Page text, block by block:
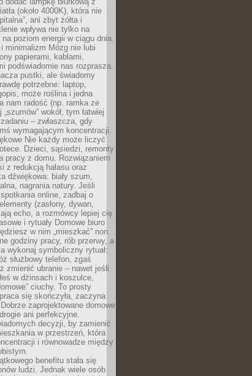
(około 4000K), która nie
ani zbyt żółta i
wpływa nie tylko na
poziom energii w ciągu dnia.
minimalizm Mózg nie lubi
papierami, kablami,
podświadomie nas rozprasza.
pustki, ale świadomy
potrzebne: laptop,
może roślina i jedna
nam radość (np. ramka ze
wokół, tym łatwiej
– zwłaszcza, gdy
wymagającym koncentracji.
Nie każdy może liczyć
Dzieci, sąsiedzi, remonty
pracy z domu. Rozwiązaniem
z redukcją hałasu oraz
dźwiękowa: biały szum,
nagrania natury. Jeśli
online, zadbaj o
(zasłony, dywan,
echo, a rozmówcy lepiej cię
i rytuały Domowe biuro
w nim „mieszkać” non
godziny pracy, rób przerwy, a
wykonaj symboliczny rytuał:
służbowy telefon, zgaś
zmienić ubranie – nawet jeśli
w dżinsach i koszulce,
ciuchy. To prosty
się skończyła, zaczyna
zaprojektowane domowe
ani perfekcyjne.
decyzji, by zamienić
w przestrzeń, która
i równowadze między
benefitu stała się
ludzi. Jednak wiele osób